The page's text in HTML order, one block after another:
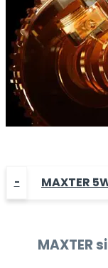
MAXTER
MAXTER